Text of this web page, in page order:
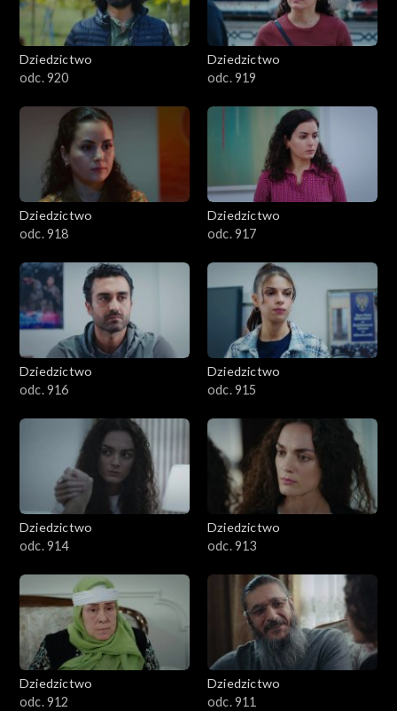
Dziedzictwo
odc. 920
Dziedzictwo
odc. 919
Dziedzictwo
odc. 918
Dziedzictwo
odc. 917
Dziedzictwo
odc. 916
Dziedzictwo
odc. 915
Dziedzictwo
odc. 914
Dziedzictwo
odc. 913
Dziedzictwo
odc. 912
Dziedzictwo
odc. 911